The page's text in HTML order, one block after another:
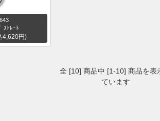
ｽﾄﾚｰﾄ
4,620円)
全 [10] 商品中 [1-10] 商品を表
ています